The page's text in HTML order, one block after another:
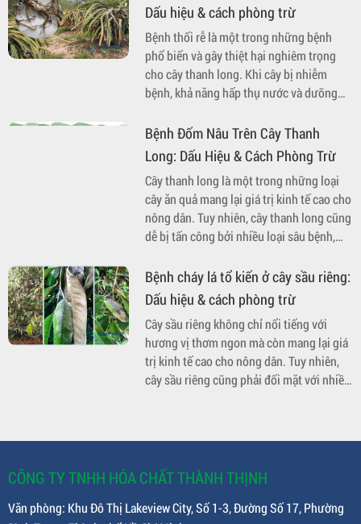
Dấu hiệu & cách phòng trừ
Bệnh thối rễ là một trong những bệnh
phổ biến và gây thiệt hại nghiêm trọng
cho cây thanh long. Khi cây bị nhiễm
bệnh, khả năng hấp thụ nước và dưỡng
phát triển kém và có thể chết cây nếu
không được điều trị kịp thời. Bài viết này
sẽ cung cấp thông tin chi tiết về dấu hiệu
nhận biết, nguyên nhân gây bệnh và các
biện pháp phòng trừ hiệu quả.
Bệnh Đốm Nâu Trên Cây Thanh
Long: Dấu Hiệu & Cách Phòng Trừ
Cây thanh long là một trong những loại
cây ăn quả mang lại giá trị kinh tế cao cho
nông dân. Tuy nhiên, cây thanh long cũng
dễ bị tấn công bởi nhiều loại sâu bệnh,
những bệnh phổ biến và nguy hiểm. Bệnh
không chỉ ảnh hưởng đến chất lượng quả,
mà còn làm giảm năng suất, gây thiệt hại
lớn về kinh tế. Bài viết dưới đây sẽ cung
cấp thông tin chi tiết về dấu hiệu nhận
biết và cách phòng trừ bệnh đốm nâu trên
cây thanh long để giúp nông dân quản lý
Bệnh cháy lá tổ kiến ở cây sầu riêng:
Dấu hiệu & cách phòng trừ
Cây sầu riêng không chỉ nổi tiếng với
hương vị thơm ngon mà còn mang lại giá
trị kinh tế cao cho nông dân. Tuy nhiên,
cây sầu riêng cũng phải đối mặt với nhiều
suất, chất lượng trái. Trong bài viết này,
chúng ta sẽ cùng tìm hiểu về dấu hiệu
nhận biết bệnh cháy lá tổ kiến và các biện
CÔNG TY TNHH HÓA CHẤT THÀNH THỊNH
Văn phòng: Khu Đô Thị Lakeview City, Số 1-3, Đường Số 17, Phường